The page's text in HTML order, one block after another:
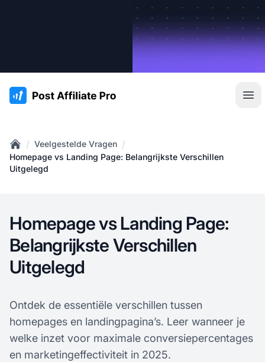
:site.title
Home
/ Veelgestelde Vragen /
Homepage vs Landing Page: Belangrijkste Verschillen
Uitgelegd
Homepage vs Landing Page:
Belangrijkste Verschillen
Uitgelegd
Ontdek de essentiële verschillen tussen
homepages en landingpagina’s. Leer wanneer je
welke inzet voor maximale conversiepercentages
en marketingeffectiviteit in 2025.